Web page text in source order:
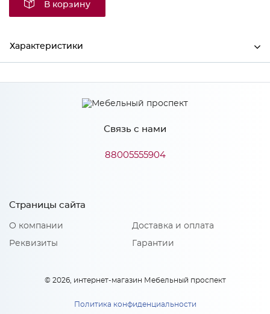
В корзину
Характеристики
Производитель МиФ
Связь с нами
88005555904
Страницы сайта
О компании
Реквизиты
Доставка и оплата
Гарантии
© 2026, интернет-магазин Мебельный проспект
Политика конфиденциальности